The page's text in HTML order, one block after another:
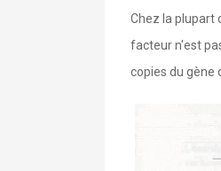
Chez la plupart
facteur n'est
copies du gène